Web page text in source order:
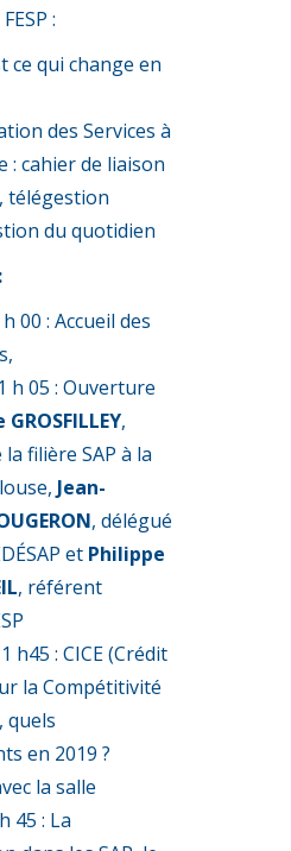
:
ce qui change en
des Services à
: cahier de liaison
télégestion
du quotidien
00 : Accueil des
h 05 : Ouverture
,
filière SAP à la
Jean-
, délégué
et Philippe
, référent
h45 : CICE (Crédit
la Compétitivité
quels
en 2019 ?
la salle
45 : La